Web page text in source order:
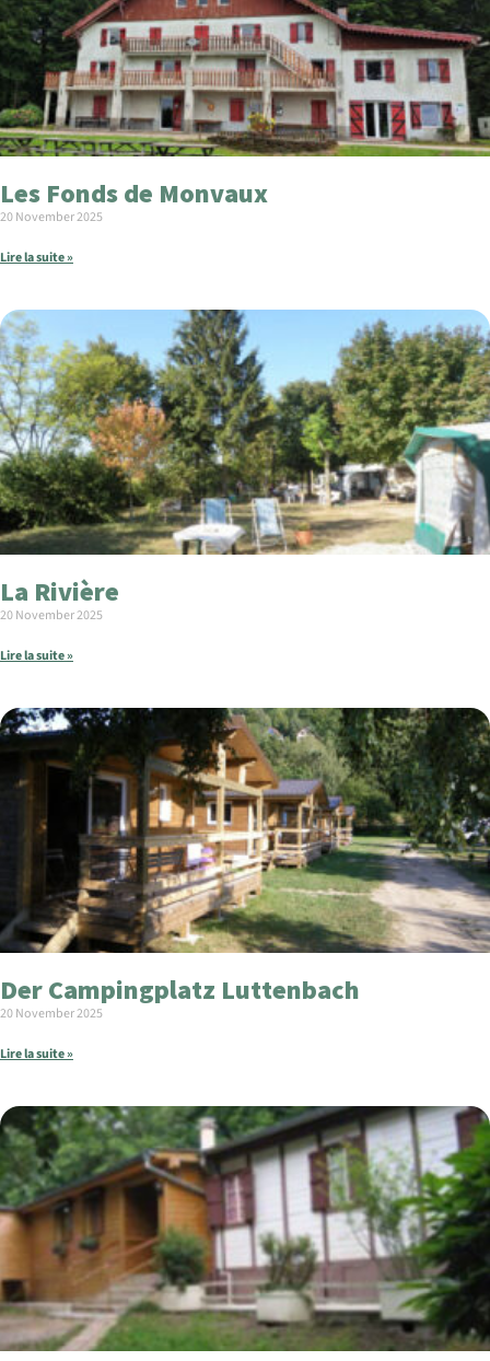
Les Fonds de Monvaux
20 November 2025
Lire la suite »
La Rivière
20 November 2025
Lire la suite »
Der Campingplatz Luttenbach
20 November 2025
Lire la suite »